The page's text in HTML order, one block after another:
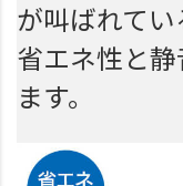
が叫ばれてい
省エネ性と
ます。